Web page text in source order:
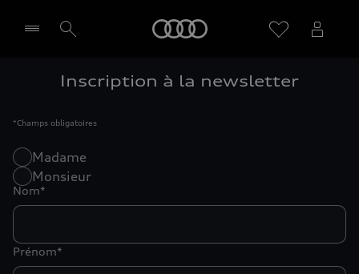
Inscription à la newsletter
*Champs obligatoires
Madame
Monsieur
Nom*
Prénom*